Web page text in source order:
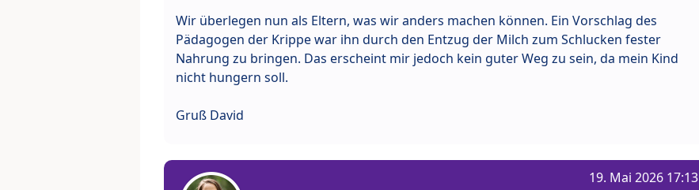
Wir überlegen nun als Eltern, was wir anders machen können. Ein Vorschlag des
Pädagogen der Krippe war ihn durch den Entzug der Milch zum Schlucken fester
Nahrung zu bringen. Das erscheint mir jedoch kein guter Weg zu sein, da mein Kind
nicht hungern soll.
Gruß David
19. Mai 2026 17:13